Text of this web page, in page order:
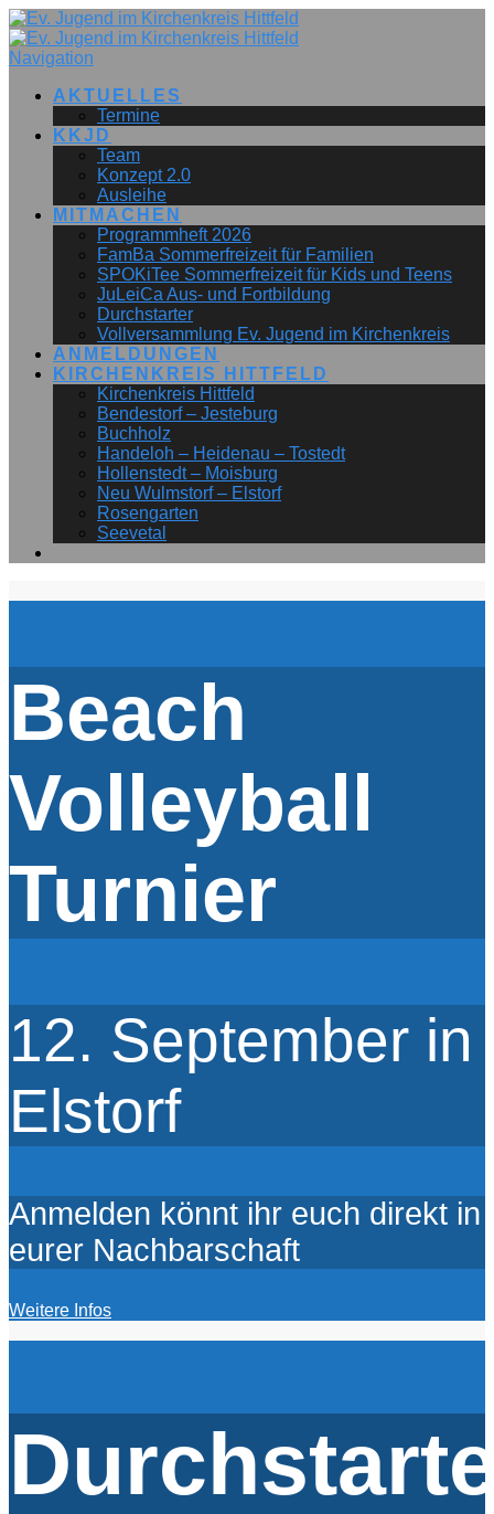
Navigation
AKTUELLES
Termine
KKJD
Team
Konzept 2.0
Ausleihe
MITMACHEN
Programmheft 2026
FamBa Sommerfreizeit für Familien
SPOKiTee Sommerfreizeit für Kids und Teens
JuLeiCa Aus- und Fortbildung
Durchstarter
Vollversammlung Ev. Jugend im Kirchenkreis
ANMELDUNGEN
KIRCHENKREIS HITTFELD
Kirchenkreis Hittfeld
Bendestorf – Jesteburg
Buchholz
Handeloh – Heidenau – Tostedt
Hollenstedt – Moisburg
Neu Wulmstorf – Elstorf
Rosengarten
Seevetal
Beach
Volleyball
Turnier
12. September in
Elstorf
Anmelden könnt ihr euch direkt in
eurer Nachbarschaft
Weitere Infos